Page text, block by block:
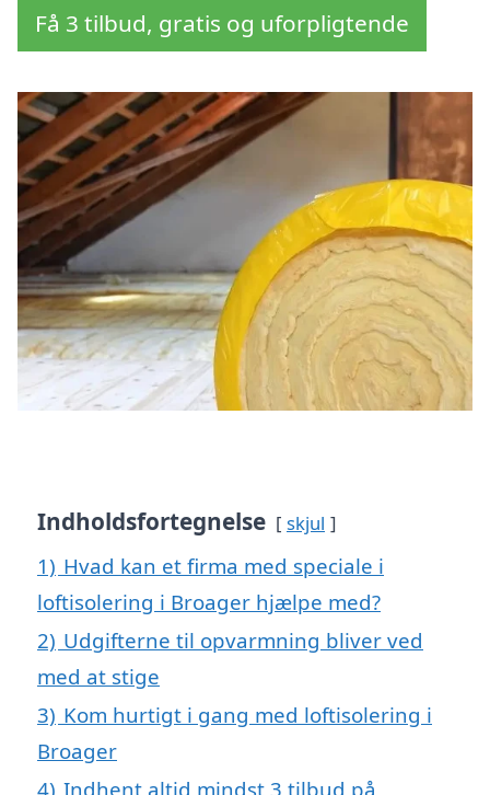
Få 3 tilbud, gratis og uforpligtende
Indholdsfortegnelse skjul
1) Hvad kan et firma med speciale i
loftisolering i Broager hjælpe med?
2) Udgifterne til opvarmning bliver ved
med at stige
3) Kom hurtigt i gang med loftisolering i
Broager
4) Indhent altid mindst 3 tilbud på